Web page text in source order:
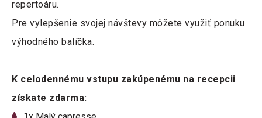
repertoáru.
Pre vylepšenie svojej návštevy môžete využiť ponuku
výhodného balíčka.
K celodennému vstupu zakúpenému na recepcii
získate zdarma: